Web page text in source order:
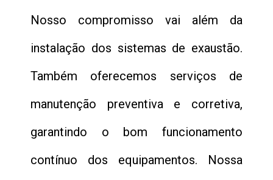
Nosso compromisso vai além da
instalação dos sistemas de exaustão.
Também oferecemos serviços de
manutenção preventiva e corretiva,
garantindo o bom funcionamento
contínuo dos equipamentos. Nossa